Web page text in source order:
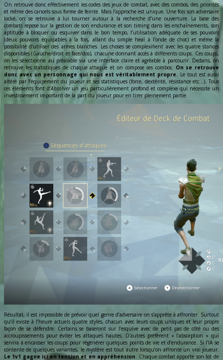
On retrouve donc effectivement les codes des jeux de combat, avec des combos, des priorités
et même des cancels sous forme de feinte. Mais l’approche est unique. Une fois son adversaire
locké, on se retrouve à lui tourner autour à la recherche d’une ouverture. La base des
combats repose sur la gestion de son endurance et son timing dans les enchaînements, son
aptitude à bloquer ou esquiver dans le bon tempo, l’utilisation adéquate de ses pouvoirs
(deux pouvoirs équipables à la fois, allant du simple heal à l’onde de choc) et même la
possibilité d’utiliser des armes blanches. Les choses se complexifient avec les quatre stances
disponibles (Gauche/droit et face/dos), chacune donnant accès à différents coups. Ces coups,
on les sélectionne au préalable via une interface claire et agréable à parcourir. Dedans, on
retrouve les statistiques de chaque attaque et on compose ses combos. On se retrouve
donc avec un personnage qui nous est véritablement propre . Le tout est aussi
altéré par l’équipement du joueur et ses statistiques (force, dextérité, résistance etc…). Tous
ces éléments font d’Absolverun jeu particulièrement profond et complexe qui nécessite un
investissement important de la part du joueur pour en tirer pleinement partie.
Résultat, il est impossible de prévoir quel genre d’adversaire on s’apprête à affronter. Surtout
qu’il existe à l’heure actuels quatre styles, chacun avec leurs coups uniques et leur propre
façon de se défendre. Certains se baseront sur l’esquive avec de petit pas de côté ou des
accroupissements pour éviter les attaques hautes. D’autres préfèrent « l’absorption » qui
servira à encaisser les coups pour régénérer quelques points de vie et d’endurance. Si l’IA se
contente de quelques variantes, le mystère est tout autre lorsqu’on affronte un vrai joueur.
Le 1v1 gagne ici en tension et en appréhension . Chaque combat apporte son lot de